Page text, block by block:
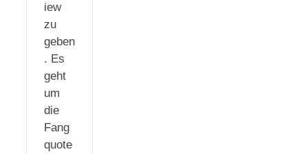
iew
zu
geben
. Es
geht
um
die
Fang
quote